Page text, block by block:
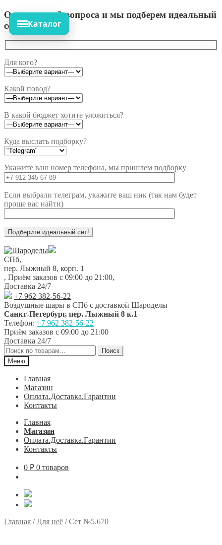
Ответьте на 3 вопроса и мы подберем идеальный
сет!
Для кого?
Какой повод?
В какой бюджет хотите уложиться?
Куда выслать подборку?
Укажите ваш номер телефона, мы пришлем подборку
Если выбрали телеграм, укажите ваш ник (так нам будет
проще вас найти)
Перейти
к
навигации
Перейти
к
содержимому
СПб,
пер. Лыжный 8, корп. 1
, Приём заказов с 09:00 до 21:00,
Доставка 24/7
+7 962 382-56-22
Воздушные шары в СПб с доставкой Шароделы
Санкт-Петербург, пер. Лыжный 8 к.1
Телефон: +7 962 382-56-22
Приём заказов с 09:00 до 21:00
Доставка 24/7
Искать:
Поиск
Меню
Главная
Магазин
Оплата.Доставка.Гарантии
Контакты
Главная
Магазин
Оплата.Доставка.Гарантии
Контакты
0 ₽ 0 товаров
Каталог
Главная / Для неё /Сет №5.670